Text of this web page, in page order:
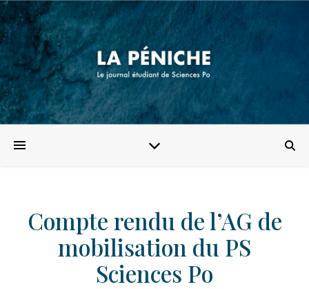
Compte rendu de l’AG de
mobilisation du PS
Sciences Po